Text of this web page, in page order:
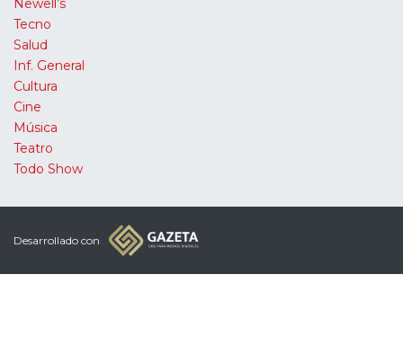
Newell’s
Tecno
Salud
Inf. General
Cultura
Cine
Música
Teatro
Todo Show
Desarrollado con